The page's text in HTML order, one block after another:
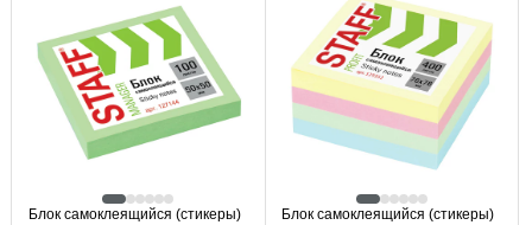
Блок самоклеящийся (стикеры)
Блок самоклеящийся (стикеры)